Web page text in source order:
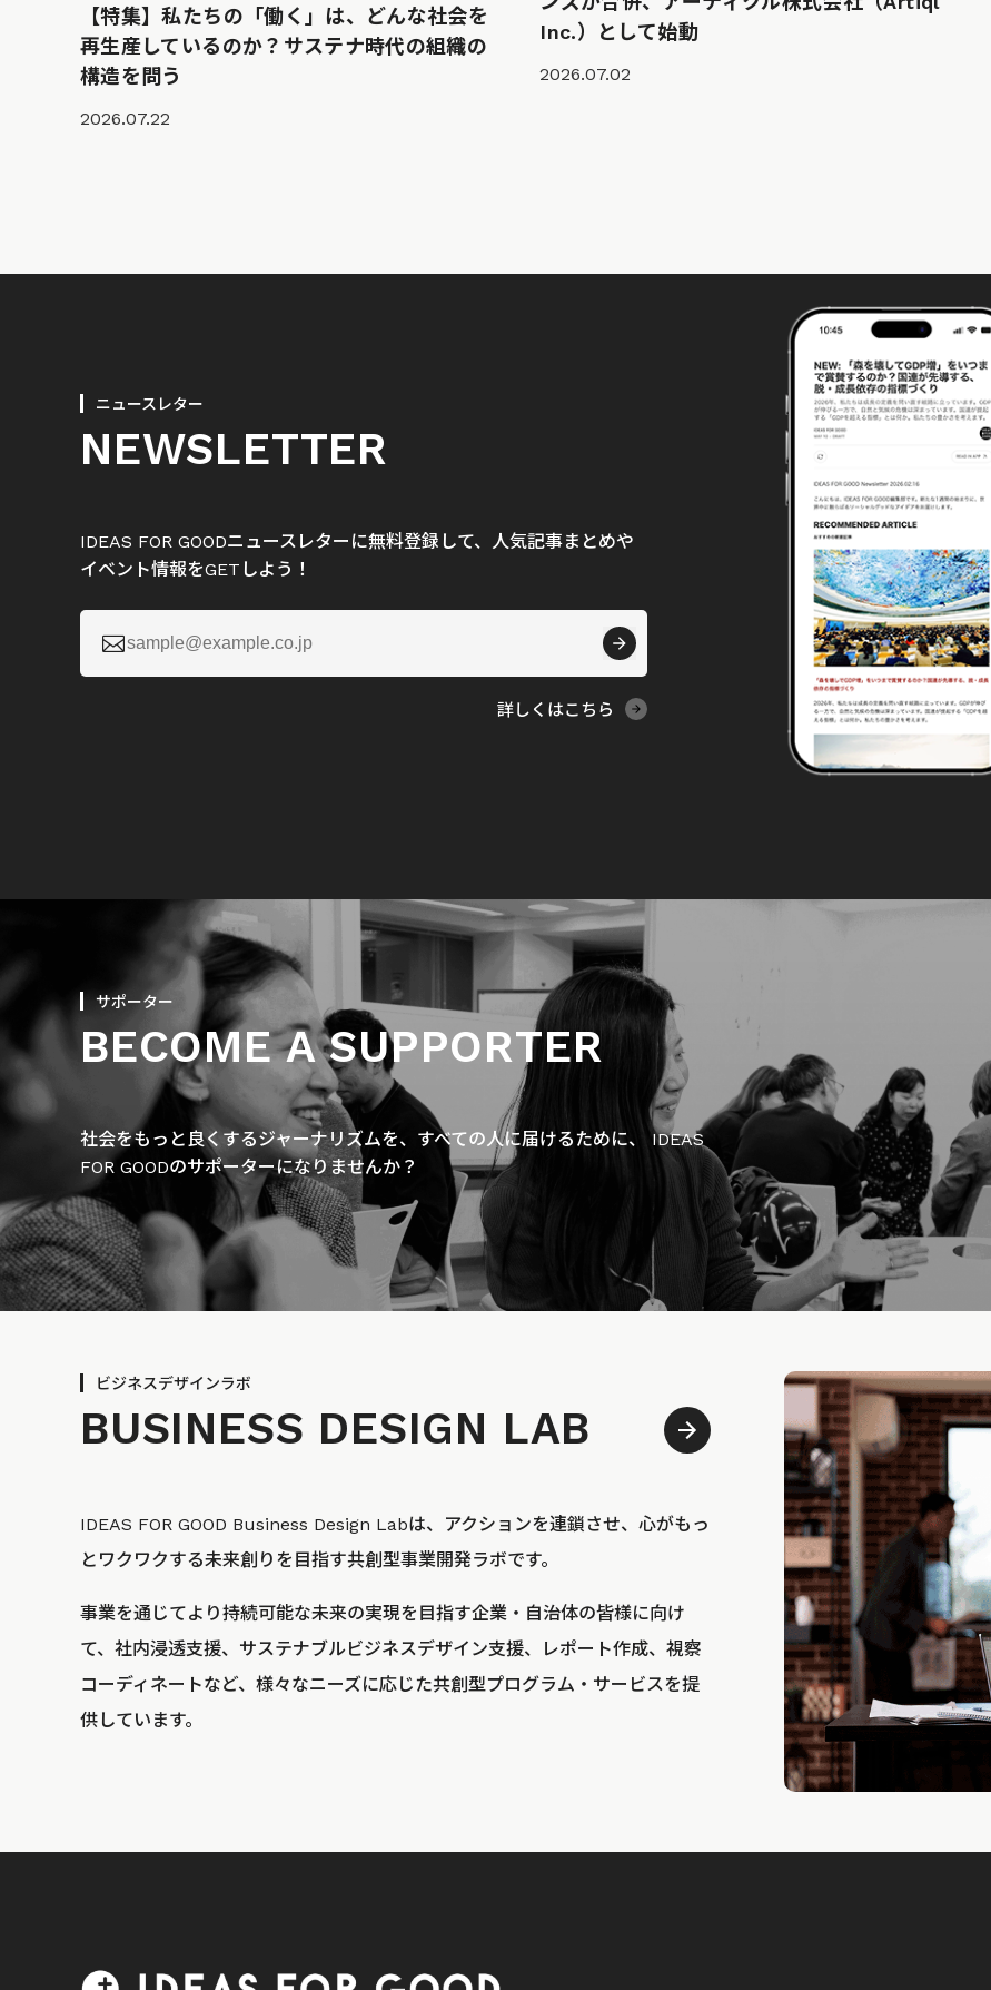
【特集】私たちの「働く」は、どんな社会を
再生産しているのか？サステナ時代の組織の
構造を問う
2026.07.22
Inc.）として始動
2026.07.02
ニュースレター
NEWSLETTER
IDEAS FOR GOODニュースレターに無料登録して、人気記事まとめや
イベント情報をGETしよう！

詳しくはこちら
サポーター
BECOME A SUPPORTER
社会をもっと良くするジャーナリズムを、すべての人に届けるために、 IDEAS
FOR GOODのサポーターになりませんか？
ビジネスデザインラボ
BUSINESS DESIGN LAB
IDEAS FOR GOOD Business Design Labは、アクションを連鎖させ、心がもっ
とワクワクする未来創りを目指す共創型事業開発ラボです。
事業を通じてより持続可能な未来の実現を目指す企業・自治体の皆様に向け
て、社内浸透支援、サステナブルビジネスデザイン支援、レポート作成、視察
コーディネートなど、様々なニーズに応じた共創型プログラム・サービスを提
供しています。